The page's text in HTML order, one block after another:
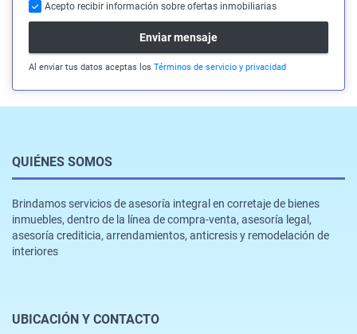
Acepto recibir información sobre ofertas inmobiliarias
Enviar mensaje
Al enviar tus datos aceptas los Términos de servicio y privacidad
QUIÉNES SOMOS
Brindamos servicios de asesoría integral en corretaje de bienes
inmuebles, dentro de la línea de compra-venta, asesoría legal,
asesoría crediticia, arrendamientos, anticresis y remodelación de
interiores
UBICACIÓN Y CONTACTO